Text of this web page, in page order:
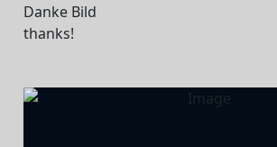
Danke Bild
thanks!